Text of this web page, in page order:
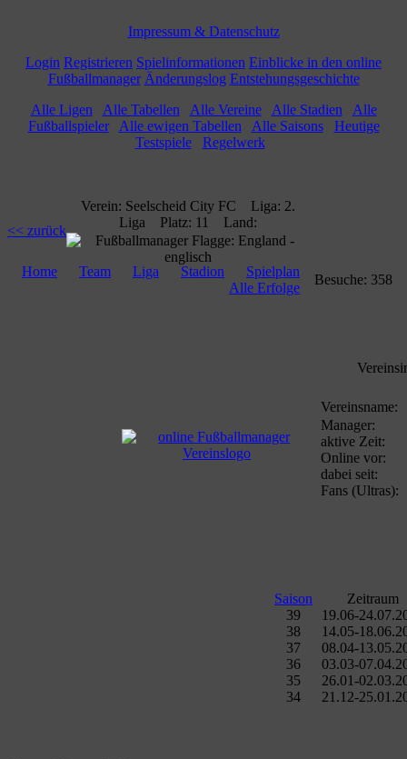
Impressum & Datenschutz
Login Registrieren Spielinformationen Einblicke in den online
Fußballmanager Änderungslog Entstehungsgeschichte
Alle Ligen
Alle Tabellen Alle Vereine Alle Stadien
Alle
Fußballspieler
Alle ewigen Tabellen Alle Saisons
Heutige
Testspiele
Regelwerk
<< zurück
Verein: Seelscheid City FC Liga: 2.
Liga Platz: 11 Land:
Home Team Liga Stadion
Spielplan
Alle Erfolge
Besuche: 358
Vereinsname:
Manager:
aktive Zeit:
Online vor:
dabei seit:
Fans (Ultras):
Saison
Zeitraum
39
19.06-
38
14.05-
37
08.04-
36
03.03-
35
26.01-
34
21.12-